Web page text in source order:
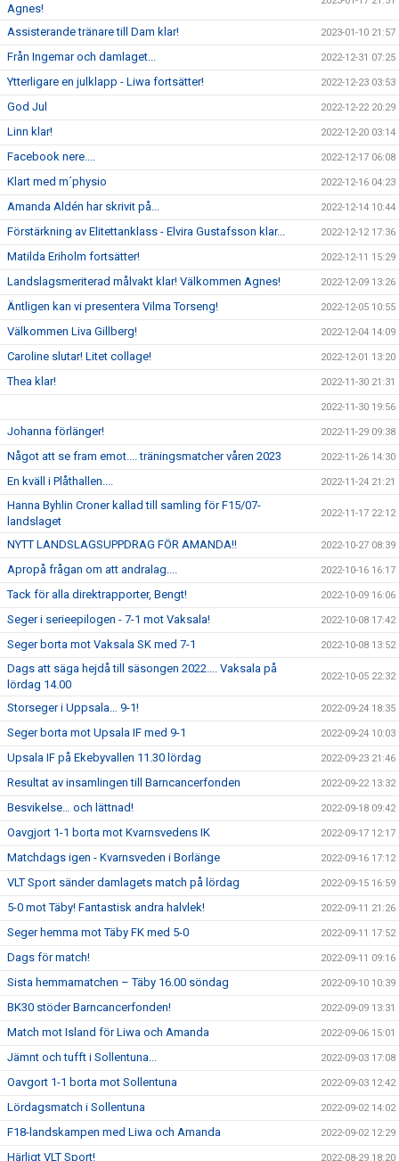
Agnes!
Assisterande tränare till Dam klar! 2023-01-10 21:57
Från Ingemar och damlaget... 2022-12-31 07:25
Ytterligare en julklapp - Liwa fortsätter! 2022-12-23 03:53
God Jul 2022-12-22 20:29
Linn klar! 2022-12-20 03:14
Facebook nere.... 2022-12-17 06:08
Klart med m´physio 2022-12-16 04:23
Amanda Aldén har skrivit på... 2022-12-14 10:44
Förstärkning av Elitettanklass - Elvira Gustafsson klar... 2022-12-12 17:36
Matilda Eriholm fortsätter! 2022-12-11 15:29
Landslagsmeriterad målvakt klar! Välkommen Agnes! 2022-12-09 13:26
Äntligen kan vi presentera Vilma Torseng! 2022-12-05 10:55
Välkommen Liva Gillberg! 2022-12-04 14:09
Caroline slutar! Litet collage! 2022-12-01 13:20
Thea klar! 2022-11-30 21:31
2022-11-30 19:56
Johanna förlänger! 2022-11-29 09:38
Något att se fram emot.... träningsmatcher våren 2023 2022-11-26 14:30
En kväll i Plåthallen.... 2022-11-24 21:21
Hanna Byhlin Croner kallad till samling för F15/07-
landslaget
2022-11-17 22:12
NYTT LANDSLAGSUPPDRAG FÖR AMANDA!! 2022-10-27 08:39
Apropå frågan om att andralag.... 2022-10-16 16:17
Tack för alla direktrapporter, Bengt! 2022-10-09 16:06
Seger i serieepilogen - 7-1 mot Vaksala! 2022-10-08 17:42
Seger borta mot Vaksala SK med 7-1 2022-10-08 13:52
Dags att säga hejdå till säsongen 2022…. Vaksala på
lördag 14.00
2022-10-05 22:32
Storseger i Uppsala… 9-1! 2022-09-24 18:35
Seger borta mot Upsala IF med 9-1 2022-09-24 10:03
Upsala IF på Ekebyvallen 11.30 lördag 2022-09-23 21:46
Resultat av insamlingen till Barncancerfonden 2022-09-22 13:32
Besvikelse… och lättnad! 2022-09-18 09:42
Oavgjort 1-1 borta mot Kvarnsvedens IK 2022-09-17 12:17
Matchdags igen - Kvarnsveden i Borlänge 2022-09-16 17:12
VLT Sport sänder damlagets match på lördag 2022-09-15 16:59
5-0 mot Täby! Fantastisk andra halvlek! 2022-09-11 21:26
Seger hemma mot Täby FK med 5-0 2022-09-11 17:52
Dags för match! 2022-09-11 09:16
Sista hemmamatchen – Täby 16.00 söndag 2022-09-10 10:39
BK30 stöder Barncancerfonden! 2022-09-09 13:31
Match mot Island för Liwa och Amanda 2022-09-06 15:01
Jämnt och tufft i Sollentuna... 2022-09-03 17:08
Oavgort 1-1 borta mot Sollentuna 2022-09-03 12:42
Lördagsmatch i Sollentuna 2022-09-02 14:02
F18-landskampen med Liwa och Amanda 2022-09-02 12:29
Härligt VLT Sport! 2022-08-29 18:20